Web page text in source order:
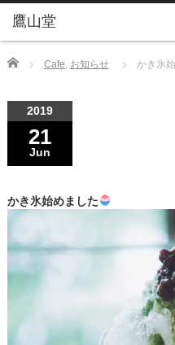
Home Cafe, お知らせ かき氷
2019
21
Jun
かき氷始めました